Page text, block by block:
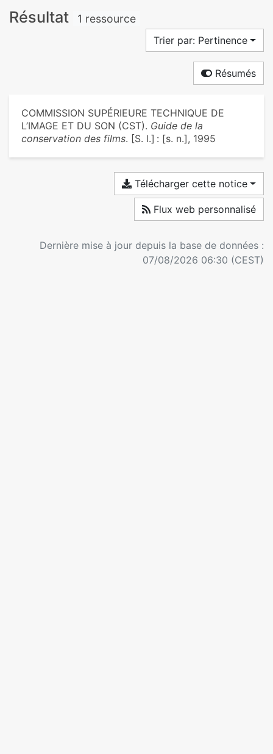
Résultat 1 ressource
Trier par: Pertinence
Résumés
COMMISSION SUPÉRIEURE TECHNIQUE DE
L’IMAGE ET DU SON (CST). Guide de la
conservation des films. [S. l.] : [s. n.], 1995
Télécharger cette notice
Flux web personnalisé
Dernière mise à jour depuis la base de données :
07/08/2026 06:30 (CEST)